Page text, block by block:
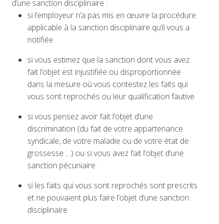
d’une sanction disciplinaire :
si l’employeur n’a pas mis en œuvre la procédure
applicable à la sanction disciplinaire qu’il vous a
notifiée
si vous estimez que la sanction dont vous avez
fait l’objet est injustifiée ou disproportionnée
dans la mesure où vous contestez les faits qui
vous sont reprochés ou leur qualification fautive
si vous pensez avoir fait l’objet d’une
discrimination (du fait de votre appartenance
syndicale, de votre maladie ou de votre état de
grossesse …) ou si vous avez fait l’objet d’une
sanction pécuniaire.
si les faits qui vous sont reprochés sont prescrits
et ne pouvaient plus faire l’objet d’une sanction
disciplinaire